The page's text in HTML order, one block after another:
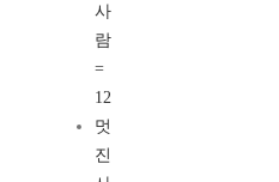
사
람
=
12
멋
진